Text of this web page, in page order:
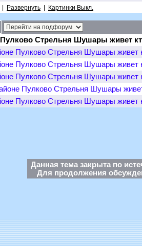
Развернуть Картинки Выкл.
Пулково Стрельня Шушары живет
Пулково Стрельня Шушары живет
Пулково Стрельня Шушары живет
Пулково Стрельня Шушары живет
Пулково Стрельня Шушары
Пулково Стрельня Шушары живет
Данная тема закрыта по
Для продолжения